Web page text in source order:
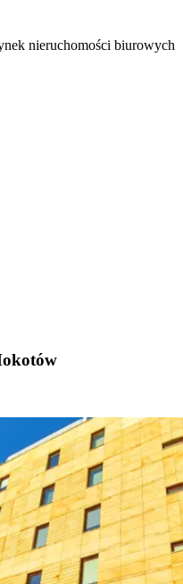
nieruchomości biurowych